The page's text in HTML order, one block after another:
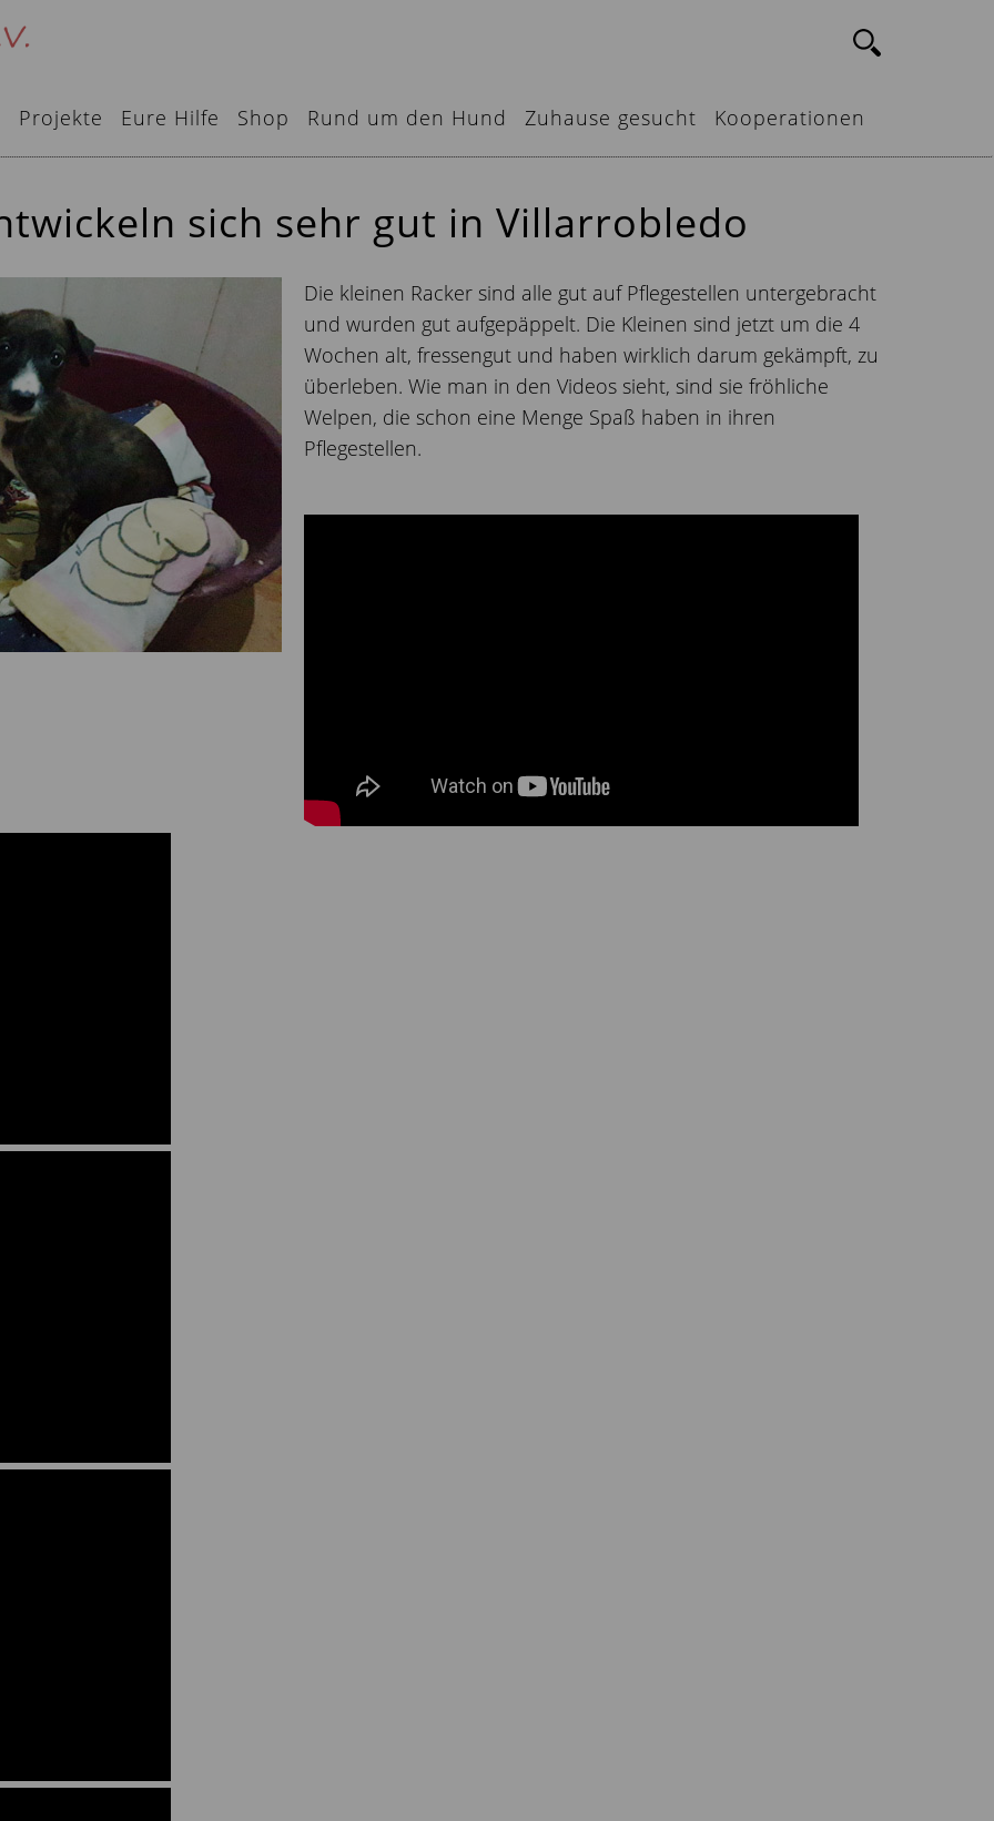
Projekte Eure Hilfe Shop Rund um den Hund Zuhause gesucht Kooperationen
sich sehr gut in Villarrobledo
Die kleinen Racker sind alle gut auf Pflegestellen untergebracht
und wurden gut aufgepäppelt. Die Kleinen sind jetzt um die 4
Wochen alt, fressengut und haben wirklich darum gekämpft, zu
überleben. Wie man in den Videos sieht, sind sie fröhliche
Welpen, die schon eine Menge Spaß haben in ihren
Pflegestellen.